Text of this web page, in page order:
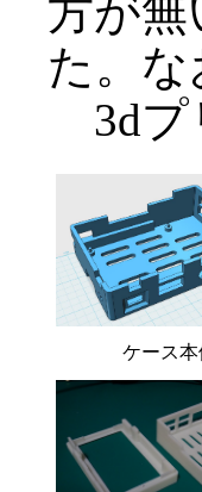
方が無
た。
3dプ
ケース本